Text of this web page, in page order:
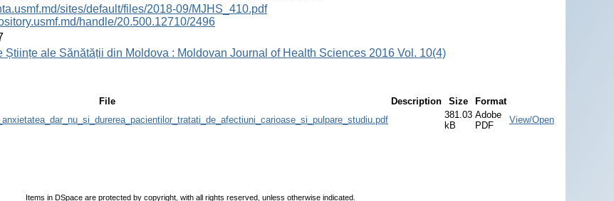
sites/default/files/2018-09/MJHS_410.pdf
handle/20.500.12710/2496
Științe ale Sănătății din Moldova : Moldovan Journal of Health Sciences 2016 Vol. 10(4)
File Description Size
Format
381.03
kB
Adobe
PDF
View/Open
Items in DSpace are protected by copyright, with all rights reserved, unless otherwise indicated.